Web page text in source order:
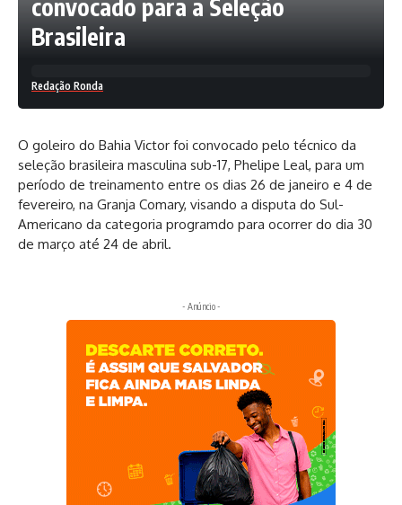
convocado para a Seleção
Brasileira
Redação Ronda
O goleiro do Bahia Victor foi convocado pelo técnico da
seleção brasileira masculina sub-17, Phelipe Leal, para um
período de treinamento entre os dias 26 de janeiro e 4 de
fevereiro, na Granja Comary, visando a disputa do Sul-
Americano da categoria programdo para ocorrer do dia 30
de março até 24 de abril.
- Anúncio -